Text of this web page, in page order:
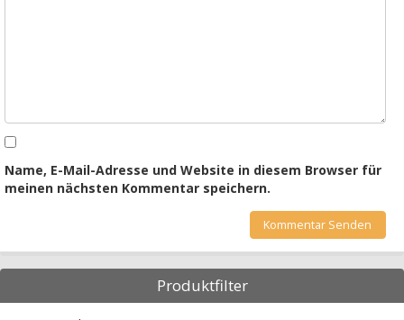
Name, E-Mail-Adresse und Website in diesem Browser für
meinen nächsten Kommentar speichern.
Produktfilter